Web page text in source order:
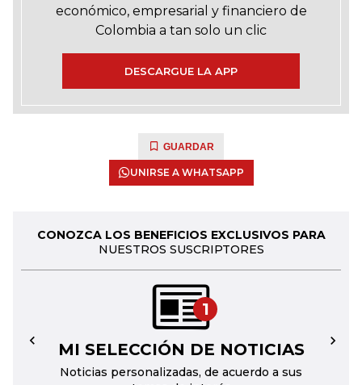
económico, empresarial y financiero de
Colombia a tan solo un clic
DESCARGUE LA APP
GUARDAR
UNIRSE A WHATSAPP
CONOZCA LOS BENEFICIOS EXCLUSIVOS PARA
NUESTROS SUSCRIPTORES
1
MI SELECCIÓN DE NOTICIAS
Noticias personalizadas, de acuerdo a sus
← →